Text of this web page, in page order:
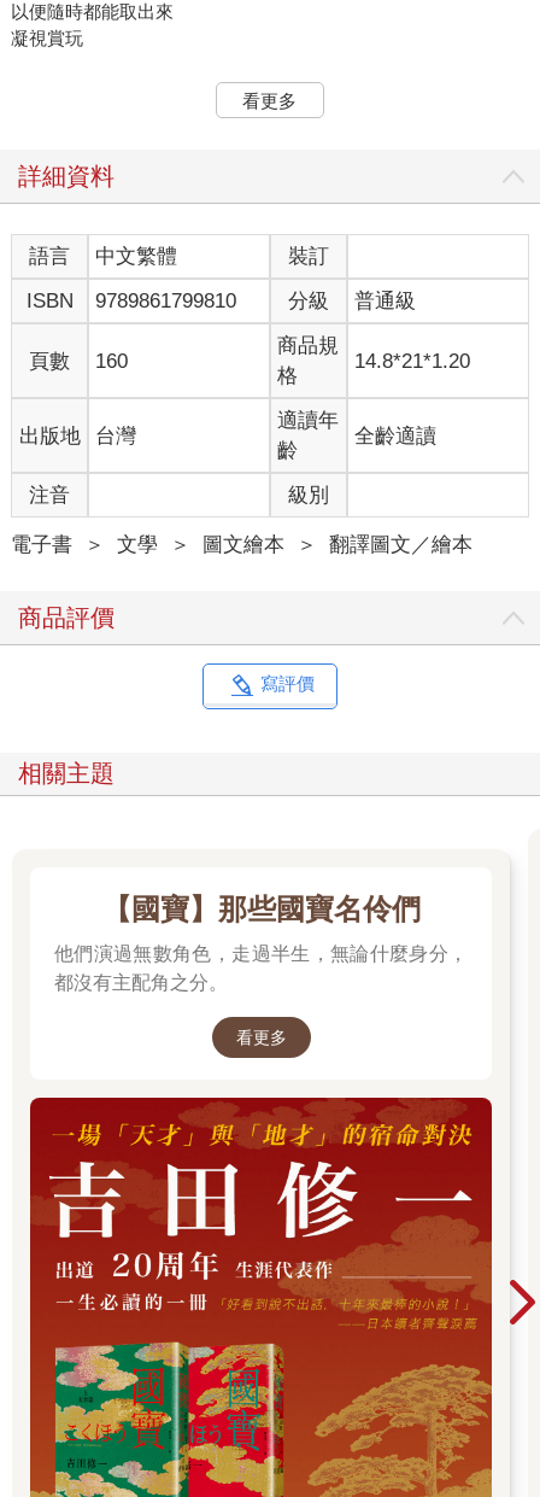
以便隨時都能取出來
凝視賞玩
懷想著遠方
例如沉睡在海底深處的鯨魚屍骨
例如太空銀河中一顆星子
都只不過是神明眨眼間發生的瑣事
然而這份感傷
確實存在我心中
讓人覺得無奈也很欣慰
睡在
低吼聲和溫度
生活在洞穴裡的時代
壁櫥深處的黑暗
是通往某處的入口
月光璀璨耀眼
旁邊閃爍的星星是什麼呢
遠方傳來貓叫聲
難以入睡的夜晚
想著睡著的萬物
轉角那戶人家養的狗
窩在汽車陰影下的貓
牧場裡的羊隻們
迫不及待春天到來的熊
列柱般矗立在海中
的鯨魚群
看更多
詳細資料
語言 中文繁體
裝訂
ISBN
9789861799810 分級 普通級
頁數 160
商品規
格
14.8*21*1.20
出版地 台灣
適讀年
齡
全齡適讀
注音 級別
電子書 ＞ 文學 ＞ 圖文繪本 ＞ 翻譯圖文／繪本
商品評價
寫評價
相關主題
【國寶】那些國寶名伶們
他們演過無數角色，走過半生，無論什麼身分，
都沒有主配角之分。
看更多